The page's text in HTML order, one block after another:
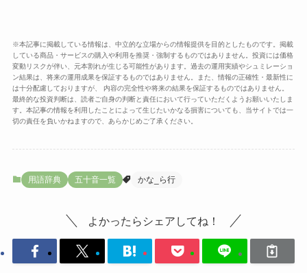
※本記事に掲載している情報は、中立的な立場からの情報提供を目的としたものです。掲載
している商品・サービスの購入や利用を推奨・強制するものではありません。投資には価格
変動リスクが伴い、元本割れが生じる可能性があります。過去の運用実績やシュミレーショ
ン結果は、将来の運用成果を保証するものではありません。また、情報の正確性・最新性に
は十分配慮しておりますが、 内容の完全性や将来の結果を保証するものではありません。
最終的な投資判断は、読者ご自身の判断と責任において行っていただくようお願いいたしま
す。本記事の情報を利用したことによって生じたいかなる損害についても、当サイトでは一
切の責任を負いかねますので、あらかじめご了承ください。
用語辞典 五十音一覧 かな_ら行
よかったらシェアしてね！